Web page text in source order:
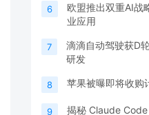
6
欧盟推出双重AI战
业应用
7
滴滴自动驾驶获D
研发
8 苹果被曝即将收购
9
揭秘 Claude